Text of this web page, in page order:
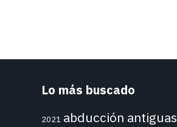
Lo más buscado
2021 abducción antiguas